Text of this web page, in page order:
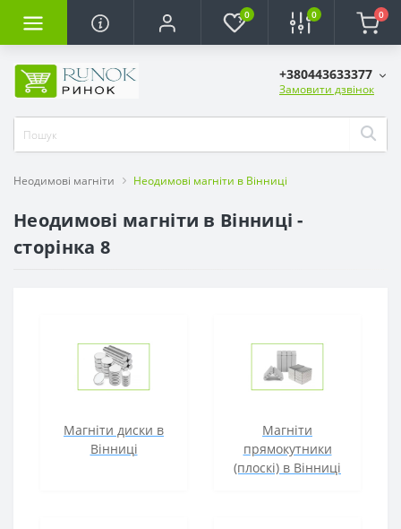
0 0 0
+380443633377
Замовити дзвінок
Неодимові магніти Неодимові магніти в Вінниці
Неодимові магніти в Вінниці -
сторінка 8
Магніти диски в
Вінниці
Магніти
прямокутники
(плоскі) в Вінниці